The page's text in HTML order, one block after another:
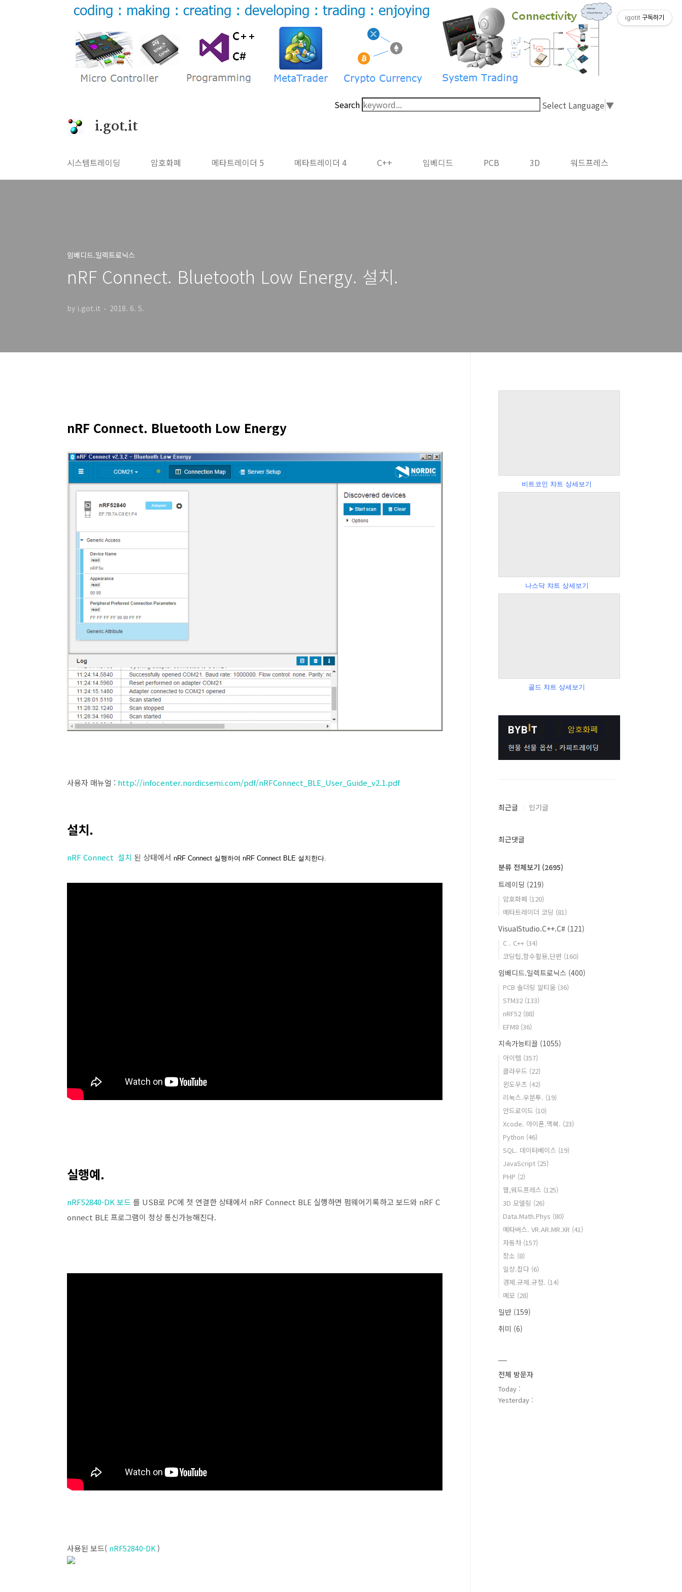
Search Select Language▼
i.got.it
시스템트레이딩 암호화폐 메타트레이더 5 메타트레이더 4 C++ 임베디드 PCB 3D 워드프레스
임베디드.일렉트로닉스
nRF Connect. Bluetooth Low Energy. 설치.
by i.got.it 2018. 6. 5.
nRF Connect. Bluetooth Low Energy
사용자 매뉴얼 : http://infocenter.nordicsemi.com/pdf/nRFConnect_BLE_User_Guide_v2.1.pdf
설치.
nRF Connect 설치 된 상태에서 nRF Connect 실행하여 nRF Connect BLE 설치한다.
실행예.
nRF52840-DK 보드 를 USB로 PC에 첫 연결한 상태에서 nRF Connect BLE 실행하면 펌웨어기록하고 보드와 nRF C
onnect BLE 프로그램이 정상 통신가능해진다.
사용된 보드( nRF52840-DK )
비트코인 챠트 상세보기
나스닥 챠트 상세보기
골드 챠트 상세보기
최근글 인기글
최근댓글
분류 전체보기 (2695)
트레이딩 (219)
암호화폐 (120)
메타트레이더 코딩 (81)
VisualStudio.C++.C# (121)
C . C++ (34)
코딩팁,함수활용,단편 (160)
임베디드.일렉트로닉스 (400)
PCB 솔더링 알티움 (36)
STM32 (133)
nRF52 (88)
EFM8 (36)
지속가능티끌 (1055)
아이템 (357)
클라우드 (22)
윈도우즈 (42)
리눅스.우분투. (19)
안드로이드 (10)
Xcode. 아이폰.맥북. (23)
Python (46)
SQL. 데이터베이스 (19)
JavaScript (25)
PHP (2)
웹,워드프레스 (125)
3D 모델링 (26)
Data.Math.Phys (80)
메타버스. VR.AR.MR.XR (41)
자동차 (157)
장소 (8)
일상.잡다 (6)
경제.규제.규정. (14)
메모 (28)
일반 (159)
취미 (6)
전체 방문자
Today :
Yesterday :
igotit 구독하기